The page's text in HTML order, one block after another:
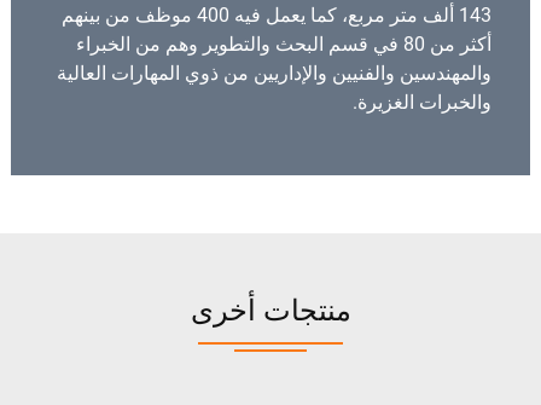
143 ألف متر مربع، كما يعمل فيه 400 موظف من بينهم
أكثر من 80 في قسم البحث والتطوير وهم من الخبراء
والمهندسين والفنيين والإداريين من ذوي المهارات العالية
والخبرات الغزيرة.
منتجات أخرى